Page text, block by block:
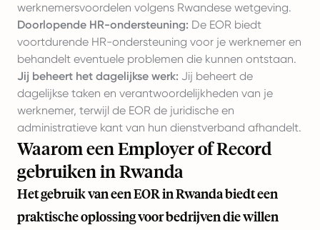
werknemersvoordelen volgens Rwandese wetgeving.
Doorlopende HR-ondersteuning: De EOR biedt
voortdurende HR-ondersteuning voor je werknemer en
behandelt eventuele problemen die kunnen ontstaan.
Jij beheert het dagelijkse werk: Jij beheert de
dagelijkse taken en verantwoordelijkheden van je
werknemer, terwijl de EOR de juridische en
administratieve kant van hun dienstverband afhandelt.
Waarom een Employer of Record
gebruiken in Rwanda
Het gebruik van een EOR in Rwanda biedt een
praktische oplossing voor bedrijven die willen